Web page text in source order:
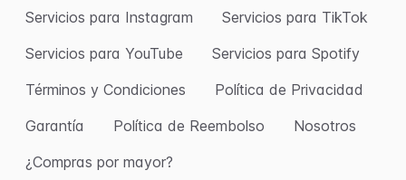
Servicios para Instagram
Servicios para TikTok
Servicios para YouTube
Servicios para Spotify
Términos y Condiciones
Política de Privacidad
Garantía
Política de Reembolso
Nosotros
¿Compras por mayor?